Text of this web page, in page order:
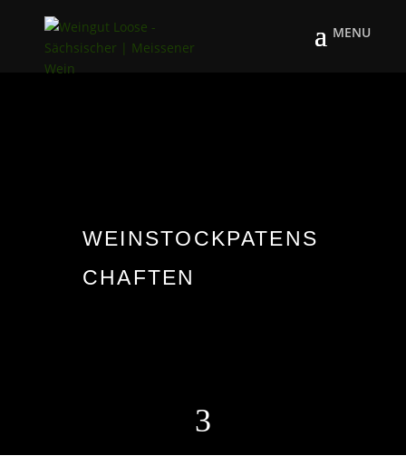
WEINSTOCKPATENS
CHAFTEN
3